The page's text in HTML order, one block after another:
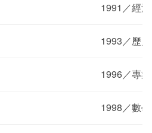
1991／經濟
1993／歷史
1996／專
1998／數學